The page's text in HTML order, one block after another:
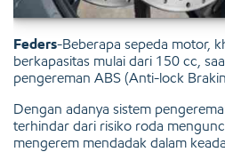
Feders-Beberapa sepeda motor,
berkapasitas mulai dari 150 cc,
pengereman ABS (Anti-lock
Dengan adanya sistem
terhindar dari risiko roda
mengerem mendadak dalam